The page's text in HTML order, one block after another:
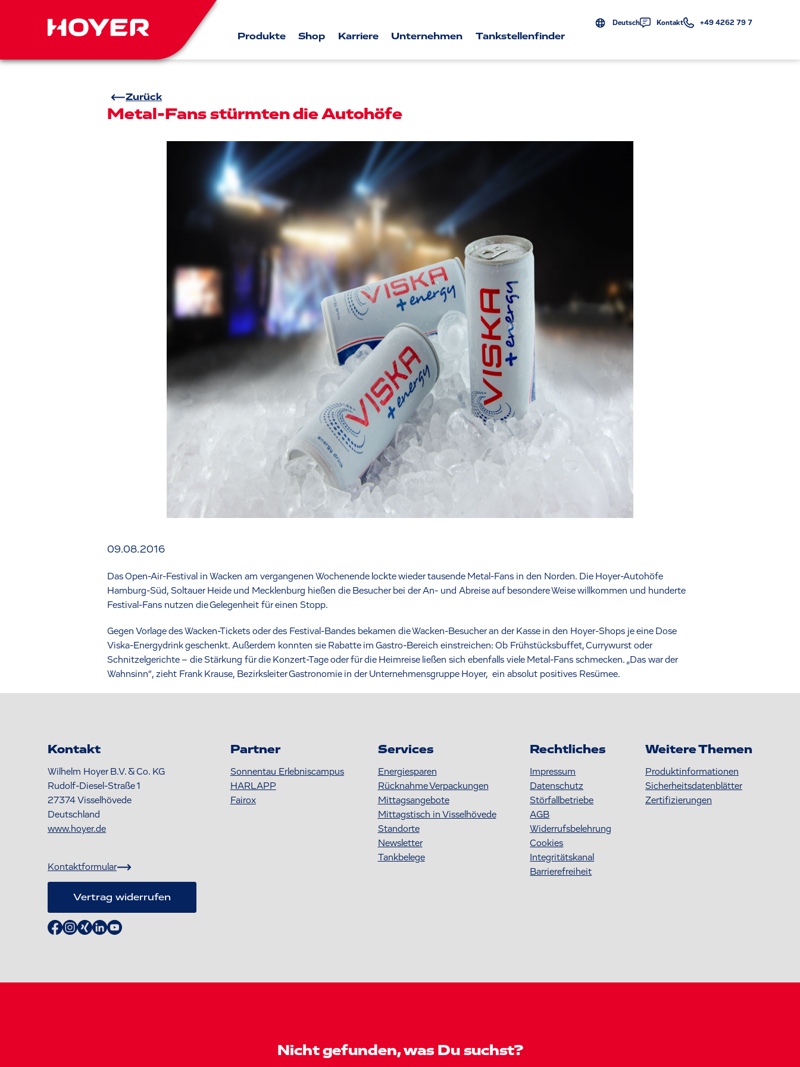
Deutsch Kontakt +49 4262 79 7
Produkte Shop Karriere Unternehmen Tankstellenfinder
Zurück
Metal-Fans stürmten die Autohöfe
09.08.2016
Das Open-Air-Festival in Wacken am vergangenen Wochenende lockte wieder tausende Metal-Fans in den Norden. Die Hoyer-Autohöfe
Hamburg-Süd, Soltauer Heide und Mecklenburg hießen die Besucher bei der An- und Abreise auf besondere Weise willkommen und hunderte
Festival-Fans nutzen die Gelegenheit für einen Stopp.
Gegen Vorlage des Wacken-Tickets oder des Festival-Bandes bekamen die Wacken-Besucher an der Kasse in den Hoyer-Shops je eine Dose
Viska-Energydrink geschenkt. Außerdem konnten sie Rabatte im Gastro-Bereich einstreichen: Ob Frühstücksbuffet, Currywurst oder
Schnitzelgerichte – die Stärkung für die Konzert-Tage oder für die Heimreise ließen sich ebenfalls viele Metal-Fans schmecken. „Das war der
Wahnsinn“, zieht Frank Krause, Bezirksleiter Gastronomie in der Unternehmensgruppe Hoyer, ein absolut positives Resümee.
Kontakt
Wilhelm Hoyer B.V. & Co. KG
Rudolf-Diesel-Straße 1
27374Visselhövede
Deutschland
www.hoyer.de
Kontaktformular
Vertrag widerrufen
Partner
Sonnentau Erlebniscampus
HARLAPP
Fairox
Services
Energiesparen
Rücknahme Verpackungen
Mittagsangebote
Mittagstisch in Visselhövede
Standorte
Newsletter
Tankbelege
Rechtliches
Impressum
Datenschutz
Störfallbetriebe
AGB
Widerrufsbelehrung
Cookies
Integritätskanal
Barrierefreiheit
Weitere Themen
Produktinformationen
S icherheitsdatenblätter
Zertifizierungen
Nicht gefunden, was Du suchst?